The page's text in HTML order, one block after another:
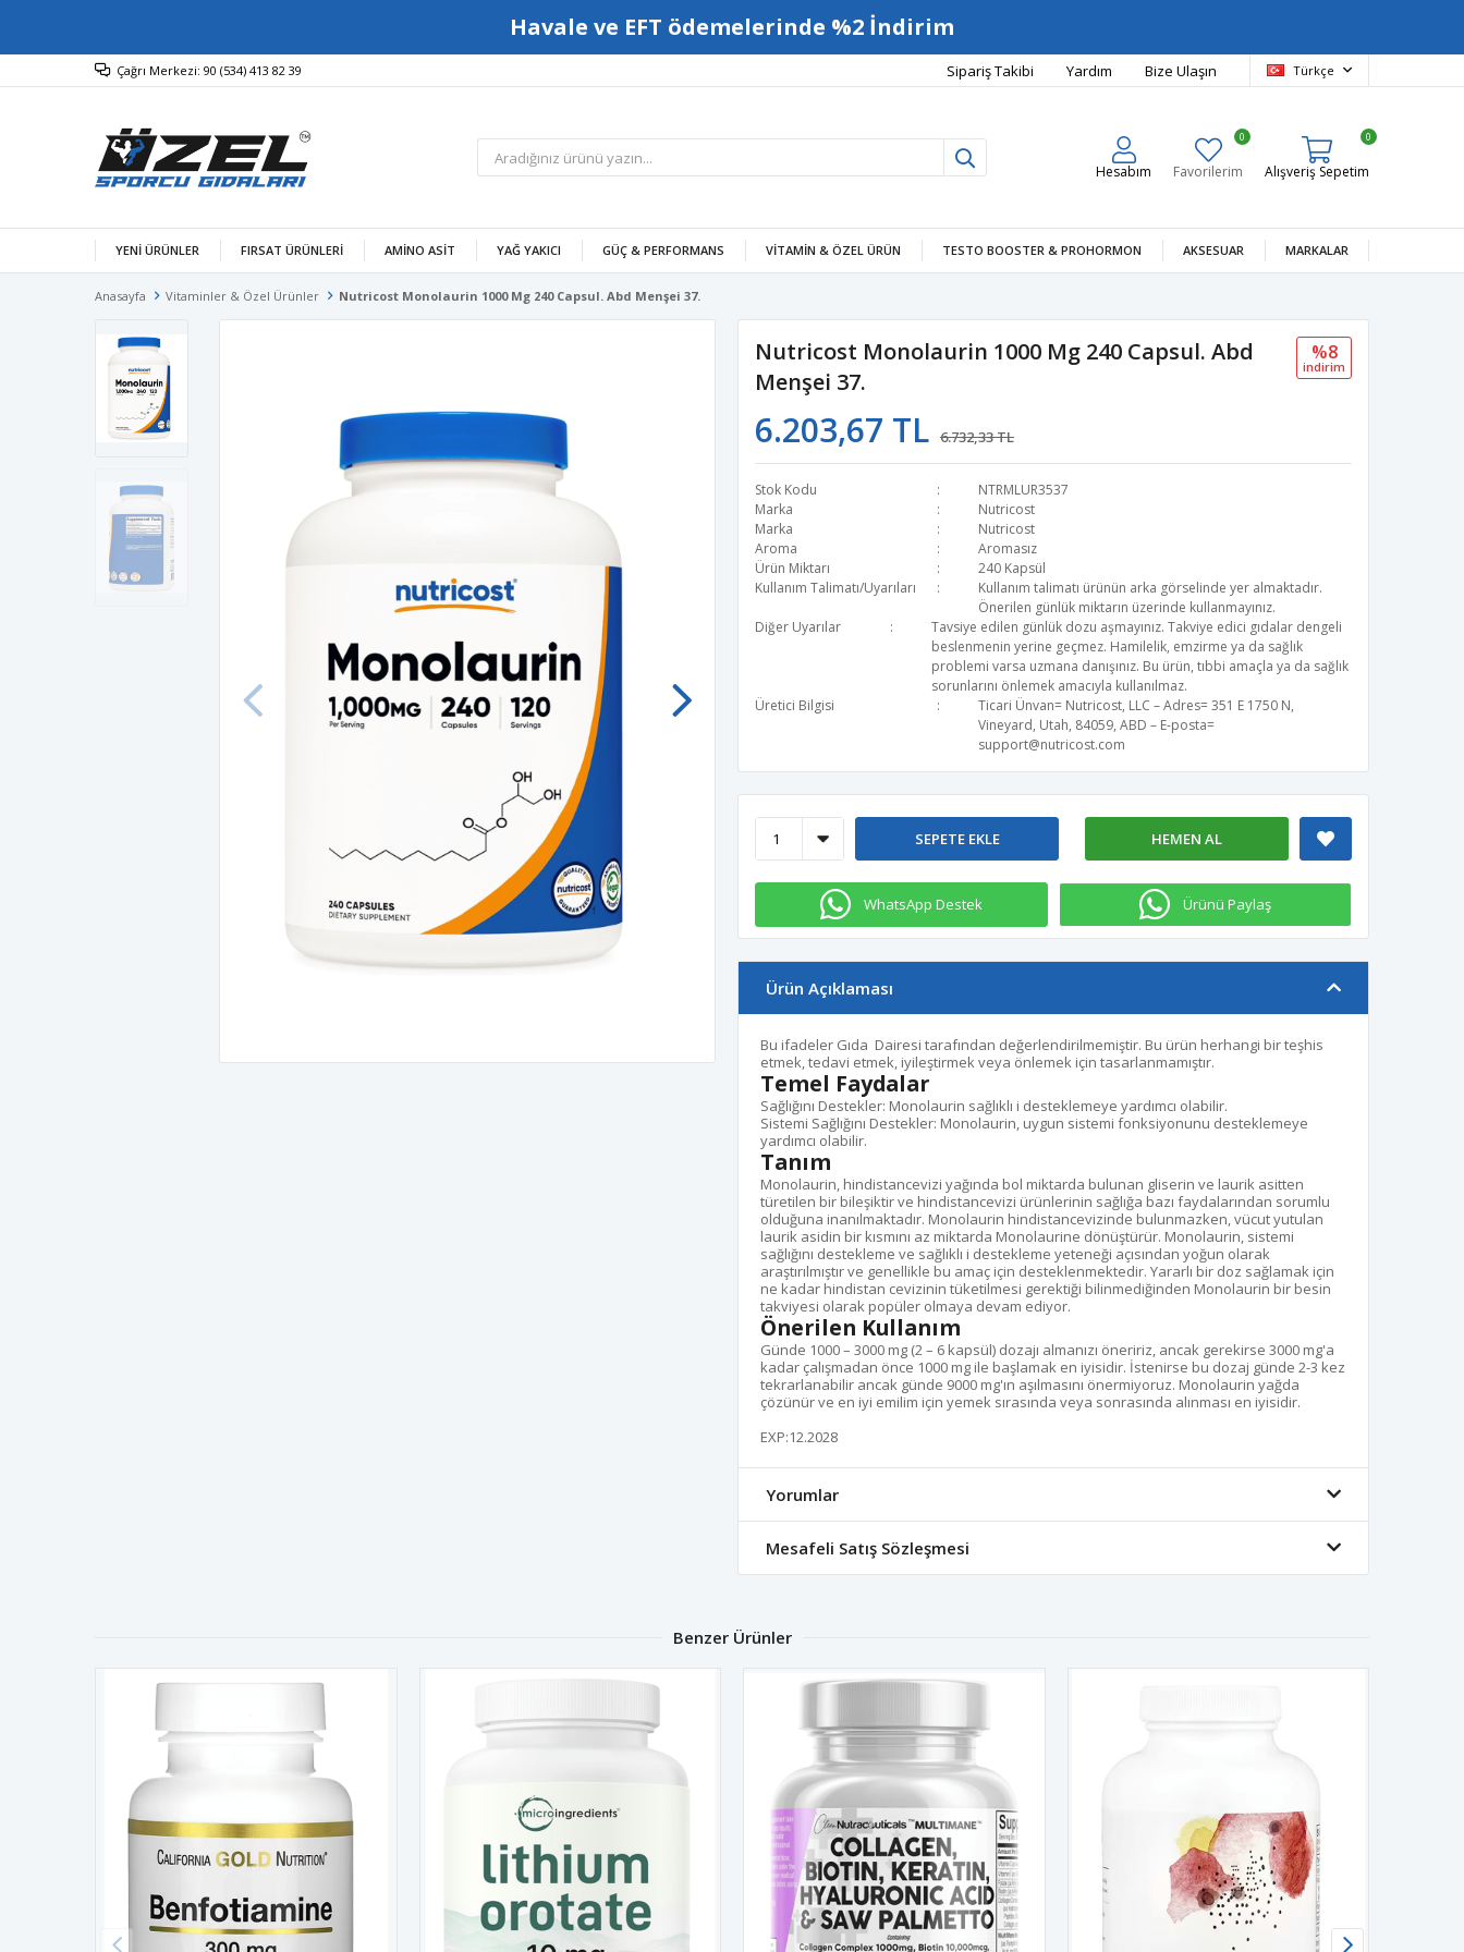
Havale ve EFT ödemelerinde %2 İndirim
Çağrı Merkezi: 90 (534) 413 82 39 Sipariş Takibi Yardım Bize Ulaşın Türkçe
Hesabım Favorilerim
0
Alışveriş Sepetim
0
YENİ ÜRÜNLER FIRSAT ÜRÜNLERİ AMINO ASIT YAĞ YAKICI GÜÇ & PERFORMANS VITAMIN & ÖZEL ÜRÜN TESTO BOOSTER & PROHORMON AKSESUAR MARKALAR
Anasayfa Vitaminler & Özel Ürünler Nutricost Monolaurin 1000 Mg 240 Capsul. Abd Menşei 37.
Nutricost Monolaurin 1000 Mg 240 Capsul. Abd
Menşei 37.
6.203,67 TL 6.732,33 TL
%8
i̇ndi̇ri̇m
Stok Kodu
NTRMLUR3537
Marka
Nutricost
Marka
Nutricost
Aroma
Aromasız
Ürün Miktarı
240 Kapsül
Kullanım Talimatı/Uyarıları
Kullanım talimatı ürünün arka görselinde yer almaktadır.
Önerilen günlük miktarın üzerinde kullanmayınız.
Diğer Uyarılar
Tavsiye edilen günlük dozu aşmayınız. Takviye edici gıdalar dengeli
beslenmenin yerine geçmez. Hamilelik, emzirme ya da sağlık
problemi varsa uzmana danışınız. Bu ürün, tıbbi amaçla ya da sağlık
sorunlarını önlemek amacıyla kullanılmaz.
Üretici Bilgisi
Ticari Ünvan= Nutricost, LLC – Adres= 351 E 1750 N,
Vineyard, Utah, 84059, ABD – E-posta=
support@nutricost.com
HEMEN AL
SEPETE EKLE
WhatsApp Destek Ürünü Paylaş
Ürün Açıklaması
Bu ifadeler Gıda Dairesi tarafından değerlendirilmemiştir. Bu ürün herhangi bir teşhis
etmek, tedavi etmek, iyileştirmek veya önlemek için tasarlanmamıştır.
Temel Faydalar
Sağlığını Destekler: Monolaurin sağlıklı i desteklemeye yardımcı olabilir.
Sistemi Sağlığını Destekler: Monolaurin, uygun sistemi fonksiyonunu desteklemeye
yardımcı olabilir.
Tanım
Monolaurin, hindistancevizi yağında bol miktarda bulunan gliserin ve laurik asitten
türetilen bir bileşiktir ve hindistancevizi ürünlerinin sağlığa bazı faydalarından sorumlu
olduğuna inanılmaktadır. Monolaurin hindistancevizinde bulunmazken, vücut yutulan
laurik asidin bir kısmını az miktarda Monolaurine dönüştürür. Monolaurin, sistemi
sağlığını destekleme ve sağlıklı i destekleme yeteneği açısından yoğun olarak
araştırılmıştır ve genellikle bu amaç için desteklenmektedir. Yararlı bir doz sağlamak için
ne kadar hindistan cevizinin tüketilmesi gerektiği bilinmediğinden Monolaurin bir besin
takviyesi olarak popüler olmaya devam ediyor.
Önerilen Kullanım
Günde 1000 – 3000 mg (2 – 6 kapsül) dozajı almanızı öneririz, ancak gerekirse 3000 mg'a
kadar çalışmadan önce 1000 mg ile başlamak en iyisidir. İstenirse bu dozaj günde 2-3 kez
tekrarlanabilir ancak günde 9000 mg'ın aşılmasını önermiyoruz. Monolaurin yağda
çözünür ve en iyi emilim için yemek sırasında veya sonrasında alınması en iyisidir.
EXP:12.2028
Yorumlar
Mesafeli Satış Sözleşmesi
Benzer Ürünler